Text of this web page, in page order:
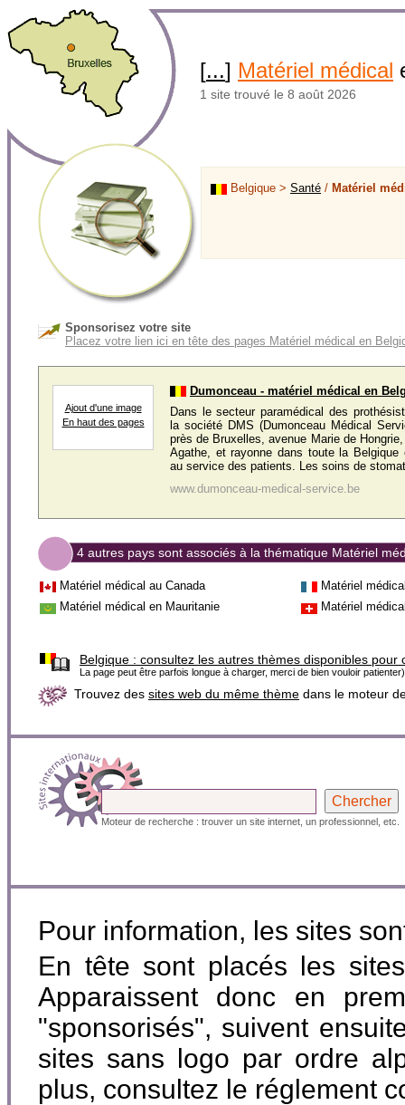
[...] Matériel médical
1 site trouvé le 8 août 2026
Belgique > Santé / Matériel
Sponsorisez votre site
Placez votre lien ici en tête des pages Matériel médical en
Ajout d'une image
En haut des pages
Dumonceau - matériel médical en
Dans le secteur paramédical des
la société DMS (Dumonceau Médical
près de Bruxelles, avenue Marie de
Agathe, et rayonne dans toute la Belgique
au service des patients. Les soins de
www.dumonceau-medical-service.be
4 autres pays sont associés à la thématique Matériel
Matériel médical au Canada
Matériel
Matériel médical en Mauritanie
Matériel
Belgique : consultez les autres thèmes disponibles pour
La page peut être parfois longue à charger, merci de bien vouloir patienter)
Trouvez des sites web du même thème dans le moteur
Moteur de recherche : trouver un site internet, un professionnel, etc.
Pour information, les sites
En tête sont placés les
Apparaissent donc en
"sponsorisés", suivent
sites sans logo par ordre
plus, consultez le réglement